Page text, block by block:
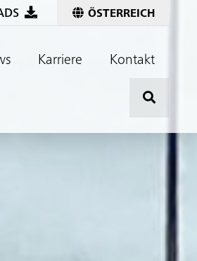
ÖSTERREICH
Karriere Kontakt